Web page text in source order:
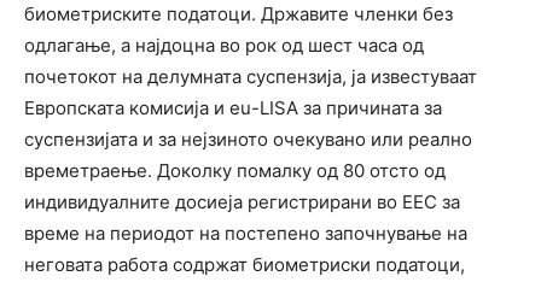
биометриските податоци. Државите членки без
одлагање, а најдоцна во рок од шест часа од
почетокот на делумната суспензија, ја известуваат
Европската комисија и eu-LISA за причината за
суспензијата и за нејзиното очекувано или реално
времетраење. Доколку помалку од 80 отсто од
индивидуалните досиеја регистрирани во ЕЕС за
време на периодот на постепено започнување на
неговата работа содржат биометриски податоци,